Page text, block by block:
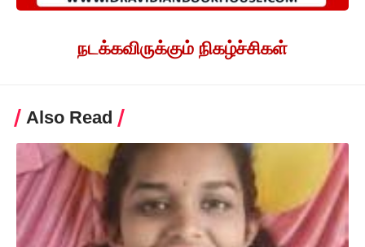
நடக்கவிருக்கும் நிகழ்ச்சிகள்
Also Read